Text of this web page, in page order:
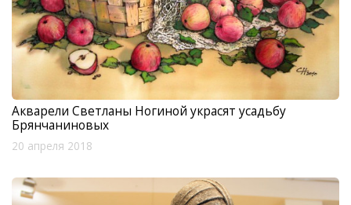
Акварели Светланы Ногиной украсят усадьбу
Брянчаниновых
20 апреля 2018